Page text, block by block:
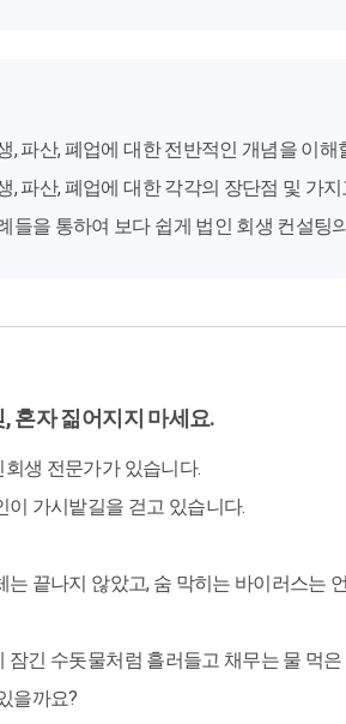
, 파산, 폐업에 대한 전반적인 개념을 이해
, 파산, 폐업에 대한 각각의 장단점 및 가
들을 통하여 보다 쉽게 법인 회생 컨설팅
혼자 짊어지지 마세요.
생 전문가가 있습니다.
이 가시밭길을 걷고 있습니다.
는 끝나지 않았고, 숨 막히는 바이러스는
잠긴 수돗물처럼 흘러들고 채무는 물 먹
을까요?